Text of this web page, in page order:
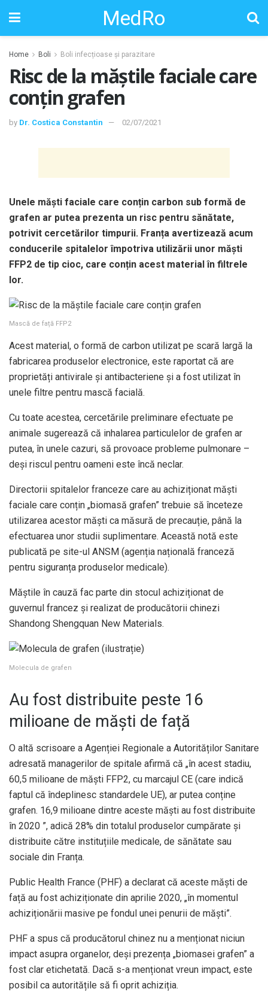
MedRo
Home Boli Boli infecțioase și parazitare
Risc de la măștile faciale care
conțin grafen
by Dr. Costica Constantin 02/07/2021
Unele măști faciale care conțin carbon sub formă de
grafen ar putea prezenta un risc pentru sănătate,
potrivit cercetărilor timpurii. Franța avertizează acum
conducerile spitalelor împotriva utilizării unor măști
FFP2 de tip cioc, care conțin acest material în filtrele
lor.
Mască de față FFP2
Acest material, o formă de carbon utilizat pe scară largă la
fabricarea produselor electronice, este raportat că are
proprietăți antivirale și antibacteriene și a fost utilizat în
unele filtre pentru mască facială.
Cu toate acestea, cercetările preliminare efectuate pe
animale sugerează că inhalarea particulelor de grafen ar
putea, în unele cazuri, să provoace probleme pulmonare –
deși riscul pentru oameni este încă neclar.
Directorii spitalelor franceze care au achiziționat măști
faciale care conțin „biomasă grafen” trebuie să înceteze
utilizarea acestor măști ca măsură de precauție, până la
efectuarea unor studii suplimentare. Această notă este
publicată pe site-ul ANSM (agenția națională franceză
pentru siguranța produselor medicale).
Măștile în cauză fac parte din stocul achiziționat de
guvernul francez și realizat de producătorii chinezi
Shandong Shengquan New Materials.
Molecula de grafen
Au fost distribuite peste 16
milioane de măști de față
O altă scrisoare a Agenției Regionale a Autorităților Sanitare
adresată managerilor de spitale afirmă că „în acest stadiu,
60,5 milioane de măști FFP2, cu marcajul CE (care indică
faptul că îndeplinesc standardele UE), ar putea conține
grafen. 16,9 milioane dintre aceste măști au fost distribuite
în 2020 ”, adică 28% din totalul produselor cumpărate și
distribuite către instituțiile medicale, de sănătate sau
sociale din Franța.
Public Health France (PHF) a declarat că aceste măști de
față au fost achiziționate din aprilie 2020, „în momentul
achiziționării masive pe fondul unei penurii de măști”.
PHF a spus că producătorul chinez nu a menționat niciun
impact asupra organelor, deși prezența „biomasei grafen” a
fost clar etichetată. Dacă s-a menționat vreun impact, este
posibil ca autoritățile să fi oprit achiziția.